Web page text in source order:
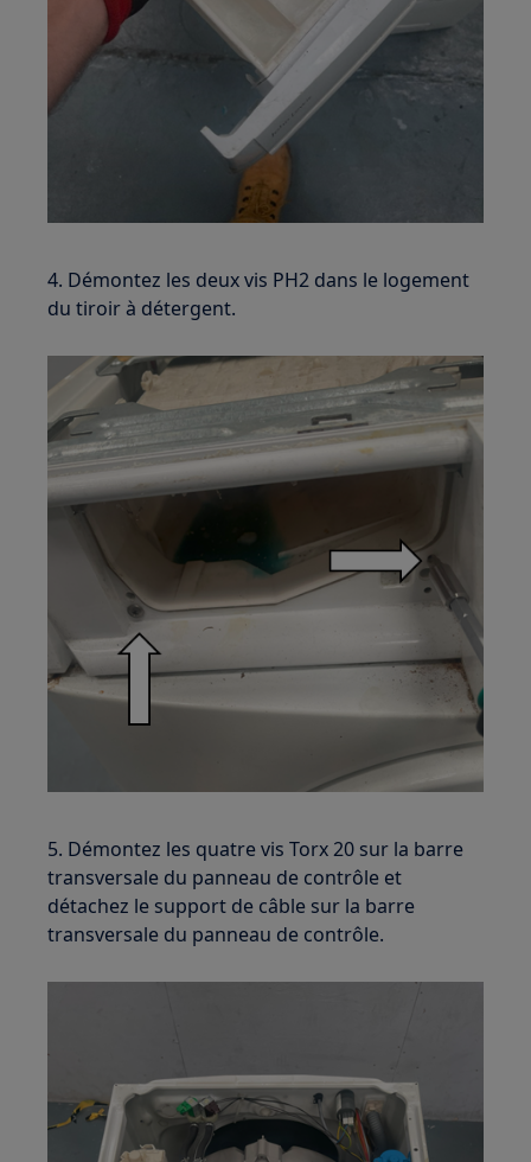
4. Démontez les deux vis PH2 dans le logement
du tiroir à détergent.
5. Démontez les quatre vis Torx 20 sur la barre
transversale du panneau de contrôle et
détachez le support de câble sur la barre
transversale du panneau de contrôle.